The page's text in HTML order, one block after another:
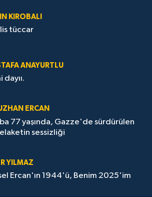
KIROBALI
tüccar
ANAYURTLU
dayıı.
ERCAN
77 yaşında, Gazze'de sürdürülen
sessizliği
YILMAZ
Ercan'ın 1944'ü, Benim 2025'im